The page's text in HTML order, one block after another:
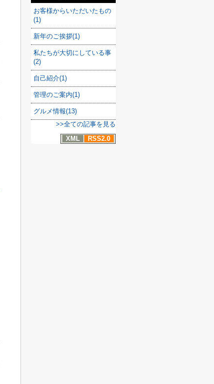
お客様からいただいたもの
(1)
新年のご挨拶(1)
私たちが大切にしている事
(2)
自己紹介(1)
管理のご案内(1)
グルメ情報(13)
>>全ての記事を見る
XML
RSS2.0